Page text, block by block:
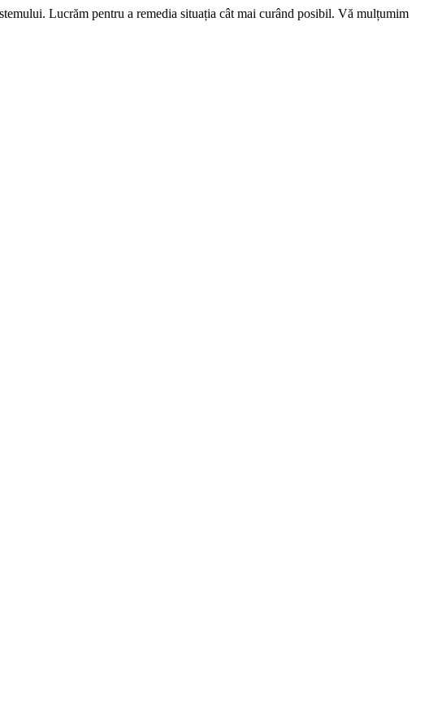
Lucrăm pentru a remedia situația cât mai curând posibil. Vă mulțumim